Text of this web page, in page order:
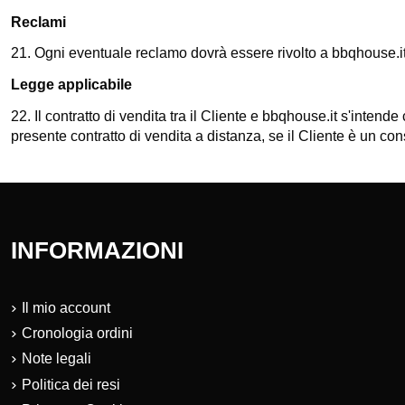
Reclami
21. Ogni eventuale reclamo dovrà essere rivolto a
Legge applicabile
22. Il contratto di vendita tra il Cliente e bbqhouse.its'intende
presente contratto di vendita a distanza, se il Cliente è un
INFORMAZIONI
Il mio account
Cronologia ordini
Note legali
Politica dei resi